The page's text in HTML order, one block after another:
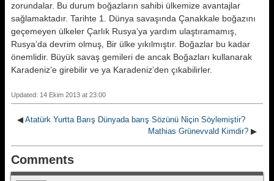
zorundalar. Bu durum boğazların sahibi ülkemize avantajlar
sağlamaktadır. Tarihte 1. Dünya savaşında Çanakkale boğazını
geçemeyen ülkeler Çarlık Rusya’ya yardım ulaştıramamış,
Rusya’da devrim olmuş, Bir ülke yıkılmıştır. Boğazlar bu kadar
önemlidir. Büyük savaş gemileri de ancak Boğazları kullanarak
Karadeniz’e girebilir ve ya Karadeniz’den çıkabilirler.
Updated: 14 Ekim 2013 at 23:00
◀ Atatürk Yurtta Barış Dünyada barış Sözünü Niçin Söylemiştir?
Mathias Grünevvald Kimdir? ▶
Comments